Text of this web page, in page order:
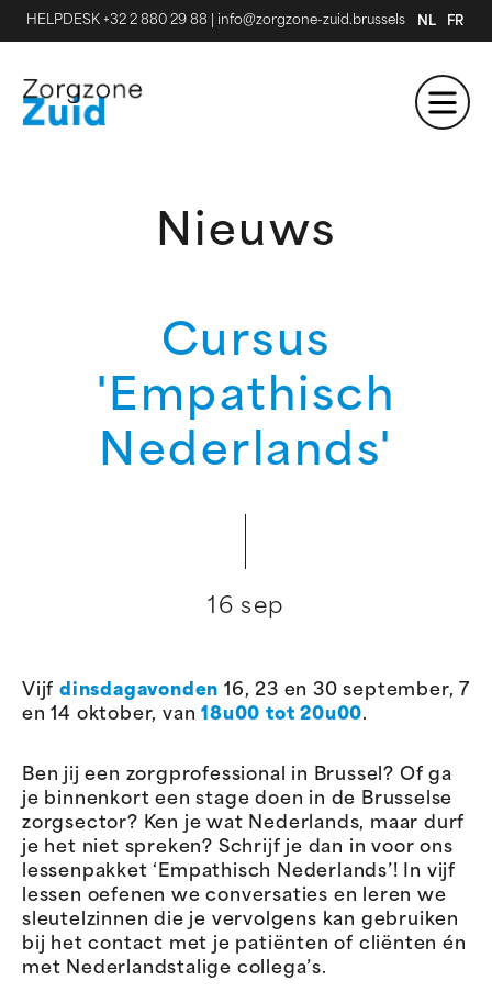
HELPDESK +32 2 880 29 88 info@zorgzone-zuid.brussels NL FR
Nieuws
Cursus
'Empathisch
Nederlands'
16 sep
Vijf dinsdagavonden 16, 23 en 30 september, 7
en 14 oktober, van18u00 tot 20u00.
Ben jij een zorgprofessional in Brussel? Of ga
je binnenkort een stage doen in de Brusselse
zorgsector? Ken je wat Nederlands, maar durf
je het niet spreken? Schrijf je dan in voor ons
lessenpakket ‘Empathisch Nederlands’! In vijf
lessen oefenen we conversaties en leren we
sleutelzinnen die je vervolgens kan gebruiken
bij het contact met je patiënten of cliënten én
met Nederlandstalige collega’s.